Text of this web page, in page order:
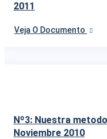
2011
Veja O Documento
Nº3: Nuestra
Noviembre 2010